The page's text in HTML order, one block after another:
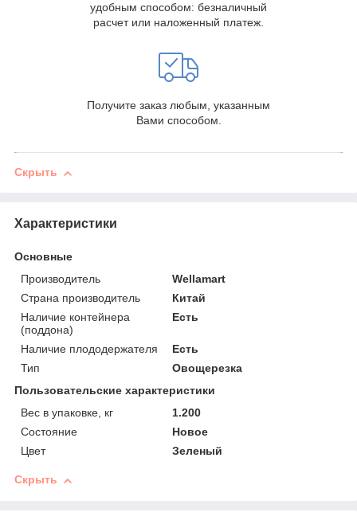
удобным способом: безналичный
расчет или наложенный платеж.
Получите заказ любым, указанным
Вами способом.
Скрыть
Характеристики
Основные
Производитель
Wellamart
Страна производитель
Китай
Наличие контейнера
(поддона)
Есть
Наличие плододержателя
Есть
Тип
Овощерезка
Пользовательские характеристики
Вес в упаковке, кг
1.200
Состояние
Новое
Цвет
Зеленый
Скрыть